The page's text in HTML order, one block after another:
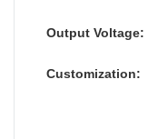
Output Voltage:
Customization: